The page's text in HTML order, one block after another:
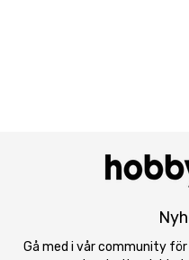
Gå med i vår community